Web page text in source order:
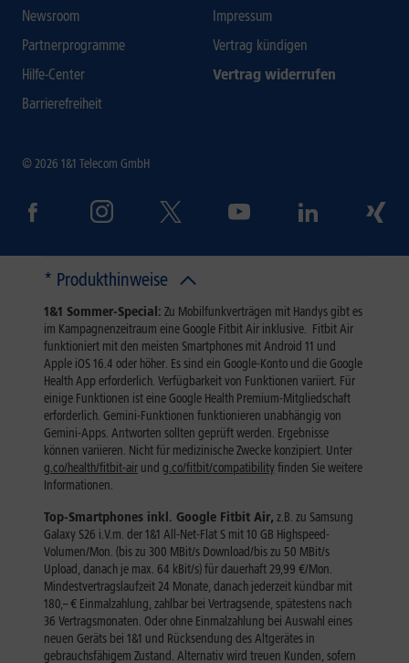
Newsroom
Partnerprogramme
Hilfe-Center
Barrierefreiheit
Impressum
Vertrag kündigen
Vertrag widerrufen
© 2026 1&1 Telecom GmbH